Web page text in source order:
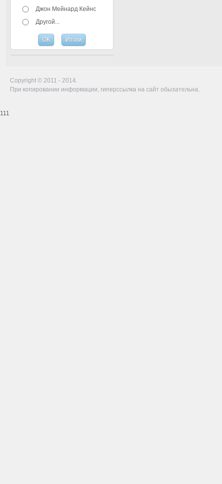
Джон Мейнард Кейнс
Другой...
Copyright © 2011 - 2014.
При копировании информации, гиперссылка на сайт обызательна.
111